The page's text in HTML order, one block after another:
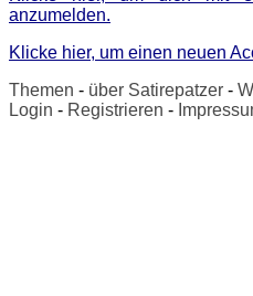
anzumelden.
Klicke hier, um einen neuen
Themen - über Satirepatzer -
Login - Registrieren -